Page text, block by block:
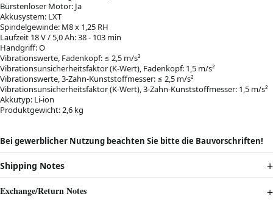
Bürstenloser Motor: Ja
Akkusystem: LXT
Spindelgewinde: M8 x 1,25 RH
Laufzeit 18 V / 5,0 Ah: 38 - 103 min
Handgriff: O
Vibrationswerte, Fadenkopf: ≤ 2,5 m/s²
Vibrationsunsicherheitsfaktor (K-Wert), Fadenkopf: 1,5 m/s²
Vibrationswerte, 3-Zahn-Kunststoffmesser: ≤ 2,5 m/s²
Vibrationsunsicherheitsfaktor (K-Wert), 3-Zahn-Kunststoffmesser: 1,5 m/s²
Akkutyp: Li-ion
Produktgewicht: 2,6 kg
Bei gewerblicher Nutzung beachten Sie bitte die Bauvorschriften!
Shipping Notes
Exchange/Return Notes